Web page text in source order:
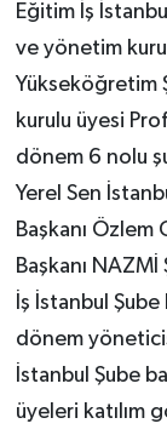
Eğitim İş
ve yönetim
Yükseköğretim
kurulu üyesi
dönem 6 nolu
Yerel Sen
Başkanı Özlem
Başkanı
İş İstanbul Şube
dönem
İstanbul Şube
üyeleri katılım